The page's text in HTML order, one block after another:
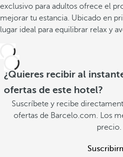
exclusivo para adultos ofrece el
mejorar tu estancia. Ubicado en
lugar ideal para equilibrar relax y
¿Quieres recibir al
ofertas de este hotel?
Suscríbete y recibe
ofertas de Barcelo.com. Los
precio.